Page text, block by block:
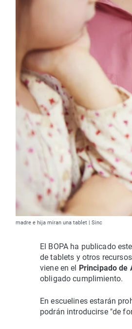
madre e hija miran una tablet | Sinc
El BOPA ha publicado
de tablets y otros
viene en el
Principado de
obligado cumplimiento.
En escuelines estarán
podrán introducirse "de